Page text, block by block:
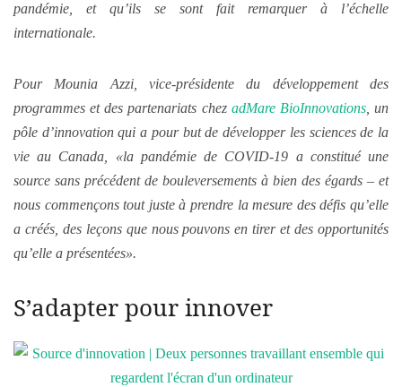
pandémie, et qu’ils se sont fait remarquer à l’échelle
internationale.
Pour Mounia Azzi, vice-présidente du développement des
programmes et des partenariats chez adMare BioInnovations, un
pôle d’innovation qui a pour but de développer les sciences de la
vie au Canada, «la pandémie de COVID-19 a constitué une
source sans précédent de bouleversements à bien des égards – et
nous commençons tout juste à prendre la mesure des défis qu’elle
a créés, des leçons que nous pouvons en tirer et des opportunités
qu’elle a présentées».
S’adapter pour innover